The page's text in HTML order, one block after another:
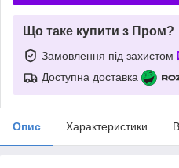
Що таке купити з Пром?
Замовлення під захистом
Доступна доставка
Опис Характеристики